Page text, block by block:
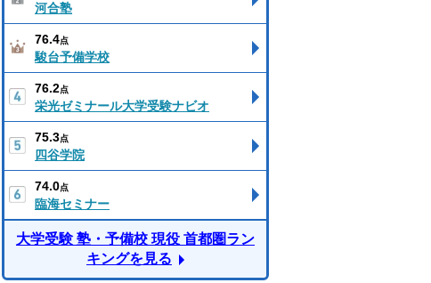
河合塾
76.4点
駿台予備学校
76.2点
栄光ゼミナール大学受験ナビオ
75.3点
四谷学院
74.0点
臨海セミナー
大学受験 塾・予備校 現役 首都圏ラン
キングを見る